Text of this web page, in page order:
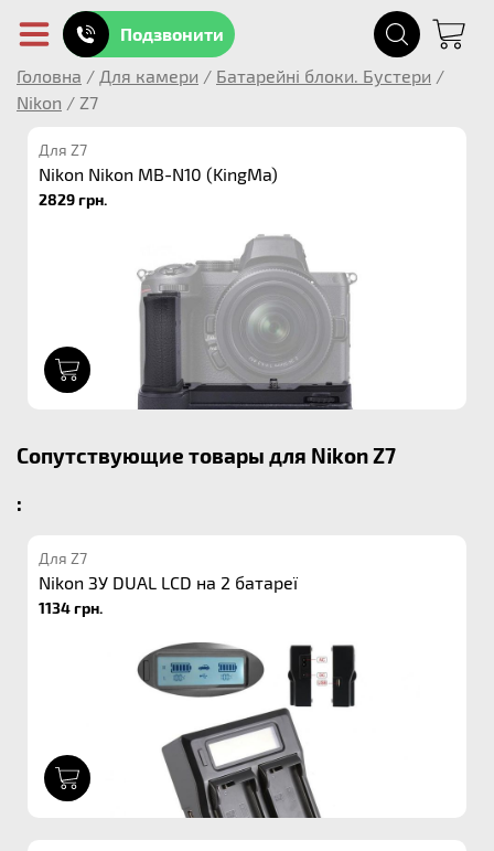
Подзвонити
Головна / Для камери / Батарейні блоки. Бустери /
Nikon / Z7
Для Z7
Nikon Nikon MB-N10 (KingMa)
2829 грн.
Сопутствующие товары для Nikon Z7
:
Для Z7
Nikon ЗУ DUAL LCD на 2 батареї
1134 грн.